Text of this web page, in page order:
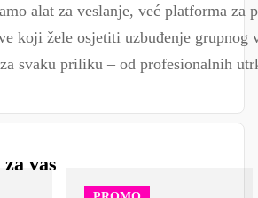
alat za veslanje, već platforma
koji žele osjetiti uzbuđenje
svaku priliku – od profesionalnih
vas